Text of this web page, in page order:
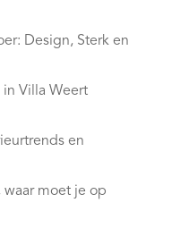
Design, Sterk en
Villa Weert
en
moet je op